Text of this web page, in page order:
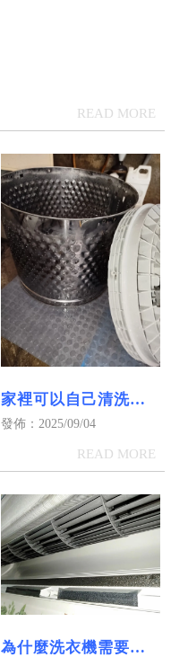
家裡可以自己清洗洗
衣機嗎？清洗洗衣機
高雄清洗洗衣機
發佈：2025/09/04
為什麼洗衣機需要清